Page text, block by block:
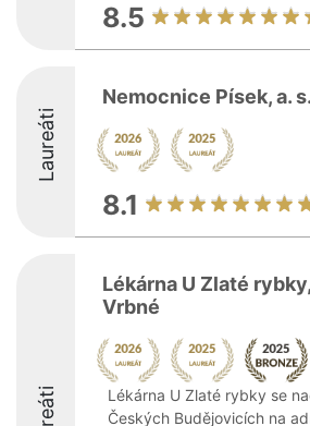
8.5
Laureáti
Nemocnice Písek, a. s.
8.1
Lékárna U Zlaté
Vrbné
Lékárna U Zlaté rybky se
Českých Budějovicích na